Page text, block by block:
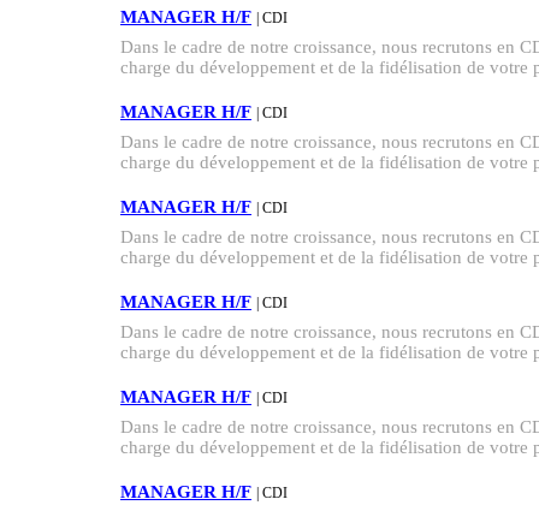
MANAGER H/F | CDI
Dans le cadre de notre croissance, nous recrutons
charge du développement et de la fidélisation de votre
MANAGER H/F | CDI
Dans le cadre de notre croissance, nous recrutons
charge du développement et de la fidélisation de votre
MANAGER H/F | CDI
Dans le cadre de notre croissance, nous recrutons
charge du développement et de la fidélisation de votre
MANAGER H/F | CDI
Dans le cadre de notre croissance, nous recrutons
charge du développement et de la fidélisation de votre
MANAGER H/F | CDI
Dans le cadre de notre croissance, nous recrutons
charge du développement et de la fidélisation de votre
MANAGER H/F | CDI